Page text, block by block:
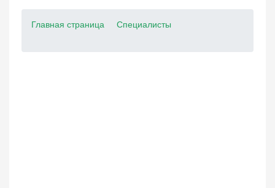
Главная страница Специалисты